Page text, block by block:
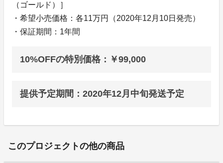
（ゴールド）］
・希望小売価格：各11万円（2020年12月10日発売）
・保証期間：1年間
10%OFFの特別価格：￥99,000
提供予定期間：2020年12月中旬発送予定
このプロジェクトの他の商品